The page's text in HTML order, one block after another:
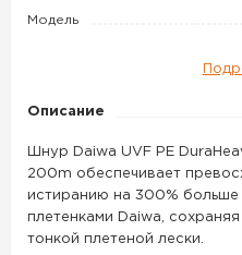
PE
200
цв.
Light
Purple
#0.6
Модель
Описание
Шнур Daiwa UVF PE
200m обеспечивает
истиранию на 300%
плетенками Daiwa,
тонкой плетеной лески.